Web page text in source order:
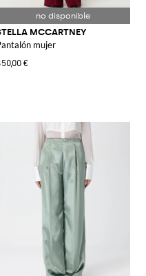
MCCARTNEY
mujer
€